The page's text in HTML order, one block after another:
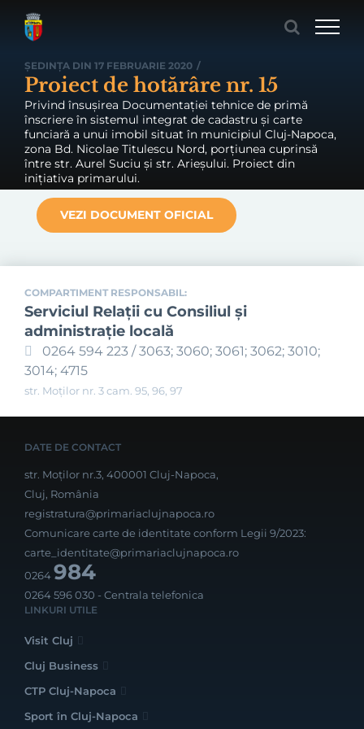
ȘEDINȚA DIN 17 FEBRUARIE 2020 /
Proiect de hotărâre nr. 15
Privind însușirea Documentației tehnice de primă
înscriere în sistemul integrat de cadastru și carte
funciară a unui imobil situat în municipiul Cluj-Napoca,
zona Bd. Nicolae Titulescu Nord, porțiunea cuprinsă
între str. Aurel Suciu și str. Arieșului. Proiect din
inițiativa primarului.
VEZI DOCUMENT OFICIAL
COMPARTIMENT RESPONSABIL:
Serviciul Relaţii cu Consiliul şi
administraţie locală
0264 594 223 / 3063; 3060; 3061; 3062; 3010;
3014; 4715
str. Moților nr. 3 cam. 95, 96, 97
DATE DE CONTACT
str. Moților nr.3, 400001 Cluj-Napoca,
Cluj, România
registratura@primariaclujnapoca.ro
Comunicare carte de identitate conform Legii 9/2023:
carte_identitate@primariaclujnapoca.ro
0264984
0264 596 030 - Centrala telefonica
LINKURI UTILE
Visit Cluj
Cluj Business
CTP Cluj-Napoca
Sport în Cluj-Napoca